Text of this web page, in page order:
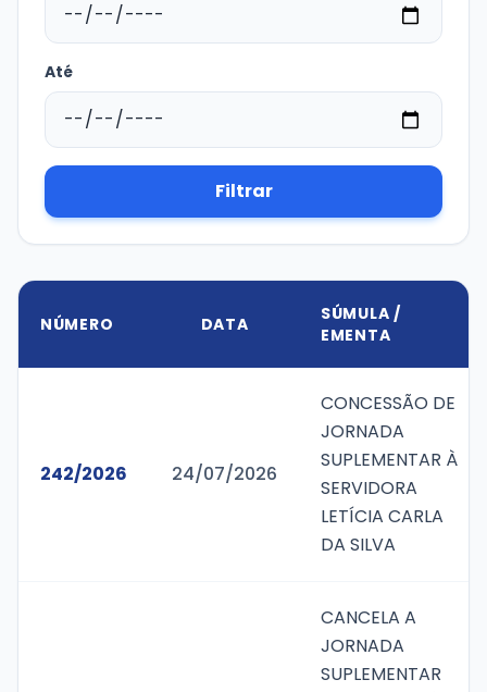
IDIOMA
🇧🇷 Idioma
Manual de Identidade Visual
Até
Filtrar
NÚMERO DATA
SÚMULA /
EMENTA
242/2026 24/07/2026
CONCESSÃO DE
JORNADA
SUPLEMENTAR À
SERVIDORA
LETÍCIA CARLA
DA SILVA
CANCELA A
JORNADA
SUPLEMENTAR